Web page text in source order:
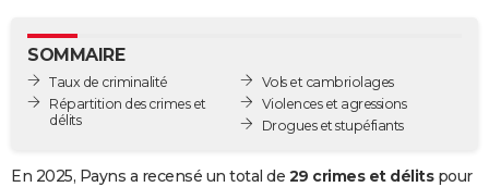
GUIDES D'ACHAT
BONS PLANS
SOMMAIRE
Taux de criminalité
Répartition des crimes et
délits
Vols et cambriolages
Violences et agressions
Drogues et stupéfiants
En 2025, Payns a recensé un total de 29 crimes et délitspour